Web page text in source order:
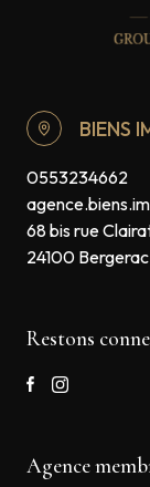
BIENS
0553234662
68 bis rue
24100 Bergerac
Restons
Agence